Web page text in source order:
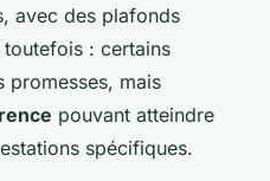
avec des plafonds
: certains
promesses, mais
pouvant atteindre
spécifiques.